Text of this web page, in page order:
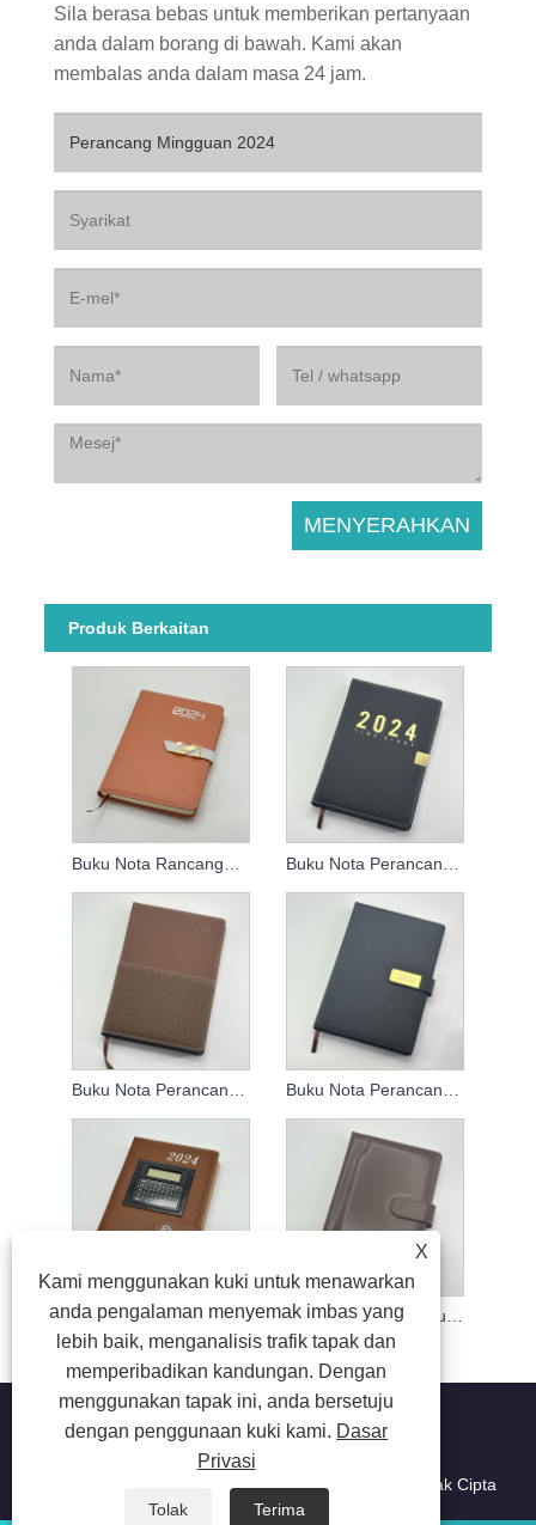
Sila berasa bebas untuk memberikan pertanyaan
anda dalam borang di bawah. Kami akan
membalas anda dalam masa 24 jam.
Produk Berkaitan
2024 Notebook Rancangan Mingguan
X
Kami menggunakan kuki untuk menawarkan
anda pengalaman menyemak imbas yang
lebih baik, menganalisis trafik tapak dan
memperibadikan kandungan. Dengan
menggunakan tapak ini, anda bersetuju
dengan penggunaan kuki kami. Dasar
Privasi
Tolak Terima
Hak Cipta © 2023 Suzhou Aiyide Stationery Co.,Ltd. Hak Cipta